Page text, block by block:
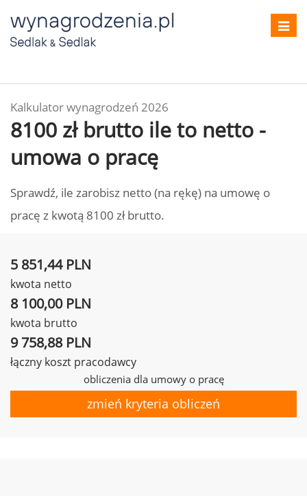
Kalkulator wynagrodzeń 2026
8100 zł brutto ile to netto -
umowa o pracę
Sprawdź, ile zarobisz netto (na rękę) na umowę o
pracę z kwotą 8100 zł brutto.
5 851,44 PLN
kwota netto
8 100,00 PLN
kwota brutto
9 758,88 PLN
łączny koszt pracodawcy
obliczenia dla umowy o pracę
zmień kryteria obliczeń